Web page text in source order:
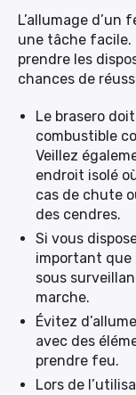
L’allumage d’un
une tâche
prendre les
chances de
Le brasero
combustible
Veillez
endroit isolé
cas de chute
des cendres.
Si vous
important que
sous
marche.
Évitez
avec des
prendre feu.
Lors de